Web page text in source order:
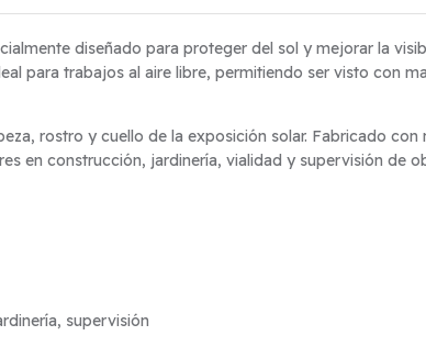
diseñado para proteger del sol y mejorar la
para trabajos al aire libre, permitiendo ser visto con
rostro y cuello de la exposición solar. Fabricado
en construcción, jardinería, vialidad y supervisión de
supervisión